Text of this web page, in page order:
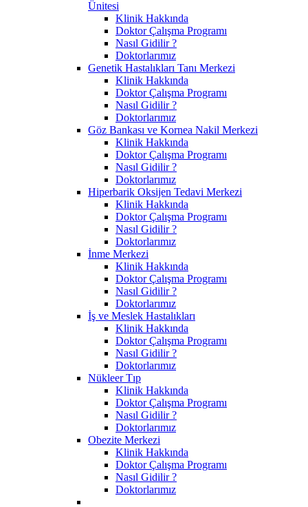
Ünitesi
Klinik Hakkında
Doktor Çalışma Programı
Nasıl Gidilir ?
Doktorlarımız
Genetik Hastalıkları Tanı Merkezi
Klinik Hakkında
Doktor Çalışma Programı
Nasıl Gidilir ?
Doktorlarımız
Göz Bankası ve Kornea Nakil Merkezi
Klinik Hakkında
Doktor Çalışma Programı
Nasıl Gidilir ?
Doktorlarımız
Hiperbarik Oksijen Tedavi Merkezi
Klinik Hakkında
Doktor Çalışma Programı
Nasıl Gidilir ?
Doktorlarımız
İnme Merkezi
Klinik Hakkında
Doktor Çalışma Programı
Nasıl Gidilir ?
Doktorlarımız
İş ve Meslek Hastalıkları
Klinik Hakkında
Doktor Çalışma Programı
Nasıl Gidilir ?
Doktorlarımız
Nükleer Tıp
Klinik Hakkında
Doktor Çalışma Programı
Nasıl Gidilir ?
Doktorlarımız
Obezite Merkezi
Klinik Hakkında
Doktor Çalışma Programı
Nasıl Gidilir ?
Doktorlarımız